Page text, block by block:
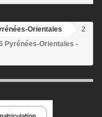
Orientales
2
Pyrénées-Orientales -